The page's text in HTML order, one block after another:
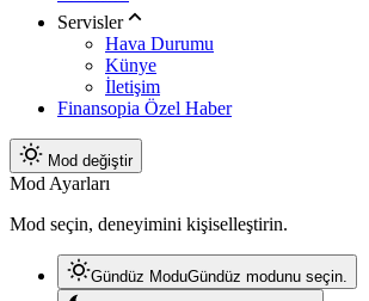
Servisler
Hava Durumu
Künye
İletişim
Finansopia Özel Haber
Mod değiştir
Mod Ayarları
Mod seçin, deneyimini kişiselleştirin.
Gündüz ModuGündüz modunu seçin.